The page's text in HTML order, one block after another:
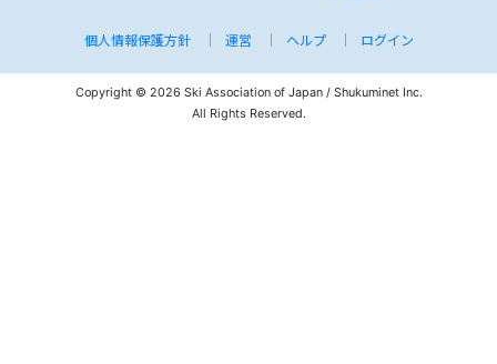
個人情報保護方針 運営 ヘルプ ログイン
Copyright © 2026 Ski Association of Japan / Shukuminet Inc.
All Rights Reserved.